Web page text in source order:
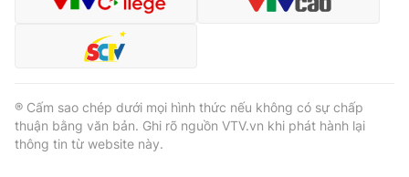
® Cấm sao chép dưới mọi hình thức nếu không có sự chấp
thuận bằng văn bản. Ghi rõ nguồn VTV.vn khi phát hành lại
thông tin từ website này.